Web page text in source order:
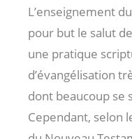
L’enseignement
pour but le salut
une pratique
d’évangélisation
dont beaucoup se
Cependant, selon